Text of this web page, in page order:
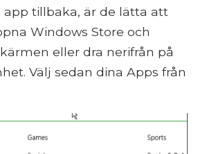
tillbaka, är de lätta att
Windows Store och
eller dra nerifrån på
Välj sedan dina Apps från